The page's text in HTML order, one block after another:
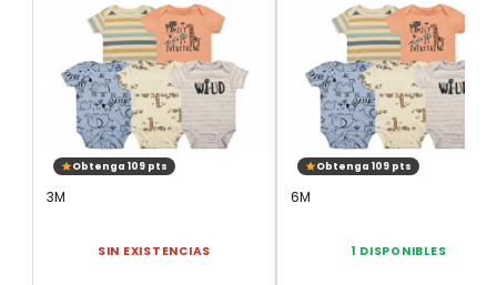
Obtenga 109 pts
3M
SIN EXISTENCIAS
Obtenga 109 pts
6M
1 DISPONIBLES